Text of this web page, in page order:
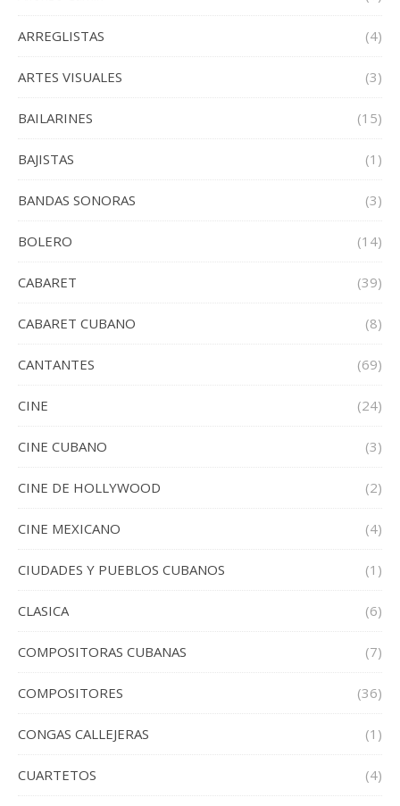
ARREGLISTAS (4)
ARTES VISUALES (3)
BAILARINES (15)
BAJISTAS (1)
BANDAS SONORAS (3)
BOLERO (14)
CABARET (39)
CABARET CUBANO (8)
CANTANTES (69)
CINE (24)
CINE CUBANO (3)
CINE DE HOLLYWOOD (2)
CINE MEXICANO (4)
CIUDADES Y PUEBLOS CUBANOS (1)
CLASICA (6)
COMPOSITORAS CUBANAS (7)
COMPOSITORES (36)
CONGAS CALLEJERAS (1)
CUARTETOS (4)